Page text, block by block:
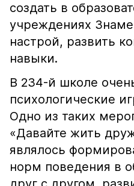
создать в
учреждениях
настрой, развить
навыки.
В 234-й школе
психологические
Одно из таких
«Давайте жить
являлось
норм поведения в